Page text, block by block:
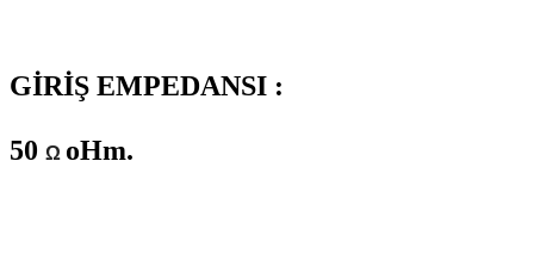
GİRİŞ EMPEDANSI :
50 Ω oHm.